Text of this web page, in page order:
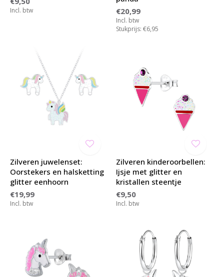
Incl. btw
€20,99
Incl. btw
Stukprijs: €6,95
Zilveren juwelenset:
Oorstekers en halsketting
glitter eenhoorn
€19,99
Incl. btw
Zilveren kinderoorbellen:
Ijsje met glitter en
kristallen steentje
€9,50
Incl. btw